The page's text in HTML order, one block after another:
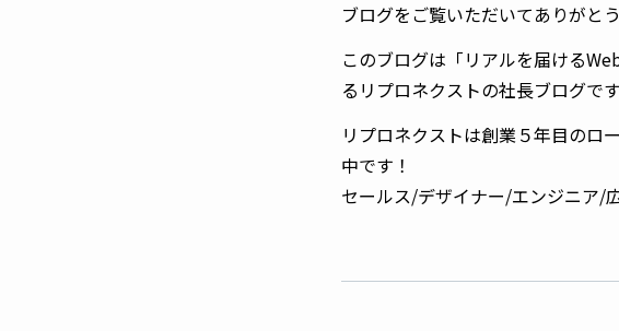
ブログをご覧いただいてありがとう
このブログは「リアルを届ける
るリプロネクストの社長ブログです
リプロネクストは創業５年目のロ
中です！
セールス/デザイナー/エンジニア/